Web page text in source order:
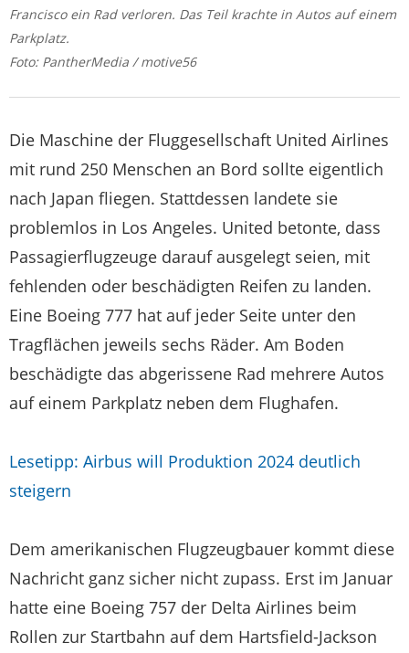
Francisco ein Rad verloren. Das Teil krachte in Autos auf einem
Parkplatz.
Foto: PantherMedia / motive56
Die Maschine der Fluggesellschaft United Airlines
mit rund 250 Menschen an Bord sollte eigentlich
nach Japan fliegen. Stattdessen landete sie
problemlos in Los Angeles. United betonte, dass
Passagierflugzeuge darauf ausgelegt seien, mit
fehlenden oder beschädigten Reifen zu landen.
Eine Boeing 777 hat auf jeder Seite unter den
Tragflächen jeweils sechs Räder. Am Boden
beschädigte das abgerissene Rad mehrere Autos
auf einem Parkplatz neben dem Flughafen.
Lesetipp: Airbus will Produktion 2024 deutlich
steigern
Dem amerikanischen Flugzeugbauer kommt diese
Nachricht ganz sicher nicht zupass. Erst im Januar
hatte eine Boeing 757 der Delta Airlines beim
Rollen zur Startbahn auf dem Hartsfield-Jackson